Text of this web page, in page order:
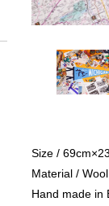
Size /
Material /
Hand made in